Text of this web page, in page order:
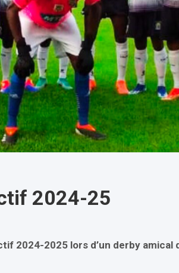
2024-25
2024-2025 lors d’un derby amical